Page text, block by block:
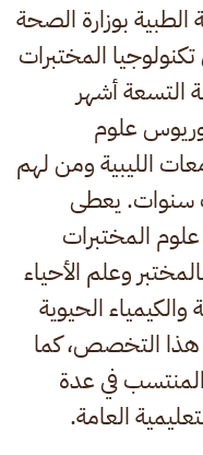
الطبية بوزارة الصحة
المختبرات
التسعة أشهر
علوم
الليبية ومن لهم
سنوات. يعطى
المختبرات
وعلم الأحياء
الحيوية
هذا التخصص، كما
في عدة
العامة.